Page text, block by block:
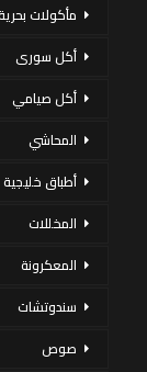
مأكولات
أكل سورى
أكل صيامي
المحاشي
أطباق خليجية
المخللات
المعكرونة
سندوتشات
صوص